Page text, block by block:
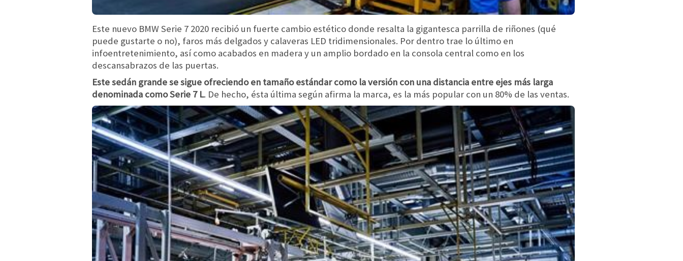
Este nuevo BMW Serie 7 2020 recibió un fuerte cambio estético donde resalta la gigantesca parrilla de riñones (qué
puede gustarte o no), faros más delgados y calaveras LED tridimensionales. Por dentro trae lo último en
infoentretenimiento, así como acabados en madera y un amplio bordado en la consola central como en los
descansabrazos de las puertas.
Este sedán grande se sigue ofreciendo en tamaño estándar como la versión con una distancia entre ejes más larga
denominada como Serie 7 L. De hecho, ésta última según afirma la marca, es la más popular con un 80% de las ventas.